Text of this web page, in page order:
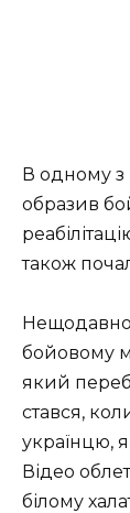
В одному з
образив
також
Нещодавно
бойовому
який
стався,
українцю,
Відео
білому